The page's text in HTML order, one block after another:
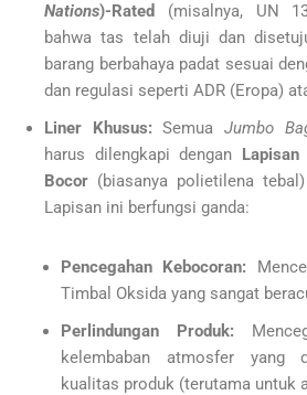
Nations)-Rated
(misalnya, UN
bahwa tas telah diuji dan
barang berbahaya padat sesuai
dan regulasi seperti ADR (Eropa)
Liner Khusus: SemuaJumbo
harus dilengkapi dengan
Bocor (biasanya polietilena
Lapisan ini berfungsi ganda:
Pencegahan Kebocoran:
Timbal Oksida yang sangat
Perlindungan Produk:
kelembaban atmosfer yang
kualitas produk (terutama untuk